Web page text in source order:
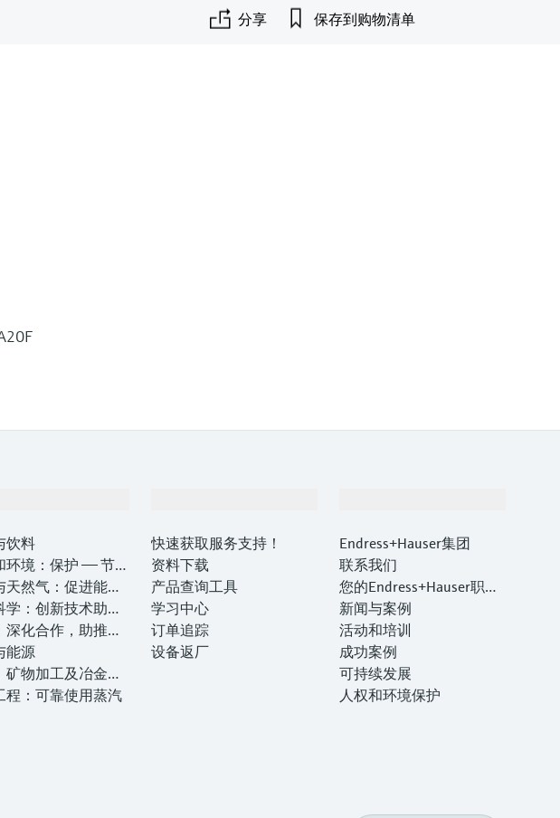
分享 保存到购物清单
饮料
环境：保护 —— 节约
天然气：促进能源
实现净零目标
学：创新技术助推
营
深化合作，助推可
功
能源
矿物加工及冶金：
持续的未来
程：可靠使用蒸汽
快速获取服务支持！
资料下载
产品查询工具
学习中心
订单追踪
设备返厂
Endress+Hauser集团
联系我们
您的Endress+Hauser职业
生涯
新闻与案例
活动和培训
成功案例
可持续发展
人权和环境保护